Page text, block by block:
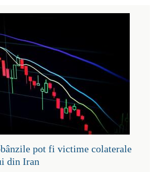
pot fi victime colaterale
din Iran